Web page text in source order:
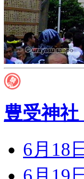
豊受神
6月18